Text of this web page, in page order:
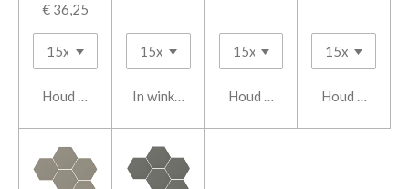
€ 36,25
Houd mij op de hoogte
In winkelwagen Houd mij op de hoogte
Houd mij op